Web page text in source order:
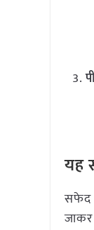
यह
सफेद